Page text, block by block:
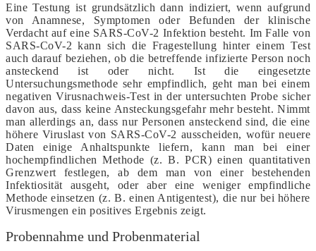
Eine Testung ist grundsätzlich dann indiziert, wenn aufgrund
von Anamnese, Symptomen oder Befunden der klinische
Verdacht auf eine SARS-CoV-2 Infektion besteht. Im Falle von
SARS-CoV-2 kann sich die Fragestellung hinter einem Test
auch darauf beziehen, ob die betreffende infizierte Person noch
ansteckend ist oder nicht. Ist die eingesetzte
Untersuchungsmethode sehr empfindlich, geht man bei einem
negativen Virusnachweis-Test in der untersuchten Probe sicher
davon aus, dass keine Ansteckungsgefahr mehr besteht. Nimmt
man allerdings an, dass nur Personen ansteckend sind, die eine
höhere Viruslast von SARS-CoV-2 ausscheiden, wofür neuere
Daten einige Anhaltspunkte liefern, kann man bei einer
hochempfindlichen Methode (z. B. PCR) einen quantitativen
Grenzwert festlegen, ab dem man von einer bestehenden
Infektiosität ausgeht, oder aber eine weniger empfindliche
Methode einsetzen (z. B. einen Antigentest), die nur bei höhere
Virusmengen ein positives Ergebnis zeigt.
Probennahme und Probenmaterial